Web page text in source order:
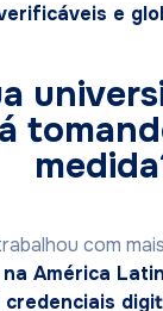
​​e
com
América